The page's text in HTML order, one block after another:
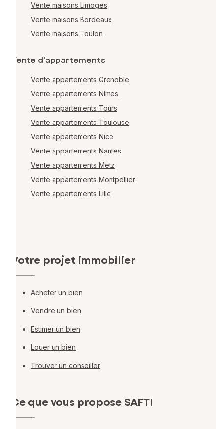
Vente maisons Limoges
Vente maisons Bordeaux
Vente maisons Toulon
Vente d'appartements
Vente appartements Grenoble
Vente appartements Nîmes
Vente appartements Tours
Vente appartements Toulouse
Vente appartements Nice
Vente appartements Nantes
Vente appartements Metz
Vente appartements Montpellier
Vente appartements Lille
Votre projet immobilier
Acheter un bien
Vendre un bien
Estimer un bien
Louer un bien
Trouver un conseiller
Ce que vous propose SAFTI